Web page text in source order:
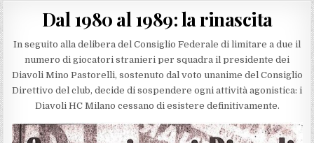
Dal 1980 al 1989: la rinascita
In seguito alla delibera del Consiglio Federale di limitare a due il
numero di giocatori stranieri per squadra il presidente dei
Diavoli Mino Pastorelli, sostenuto dal voto unanime del Consiglio
Direttivo del club, decide di sospendere ogni attività agonistica: i
Diavoli HC Milano cessano di esistere definitivamente.